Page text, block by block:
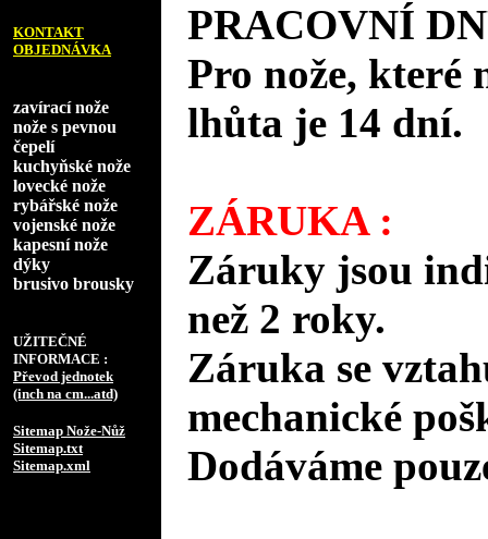
KONTAKT
OBJEDNÁVKA
zavírací nože
nože s pevnou
čepelí
kuchyňské nože
lovecké nože
rybářské nože
vojenské nože
kapesní nože
dýky
brusivo brousky
UŽITEČNÉ
INFORMACE :
Převod jednotek
(inch na cm...atd)
Sitemap Nože-Nůž
Sitemap.txt
Sitemap.xml
PRACOVNÍ
Pro nože, které
lhůta je 14 dní.
ZÁRUKA :
Záruky jsou
než 2 roky.
Záruka se
mechanické
Dodáváme